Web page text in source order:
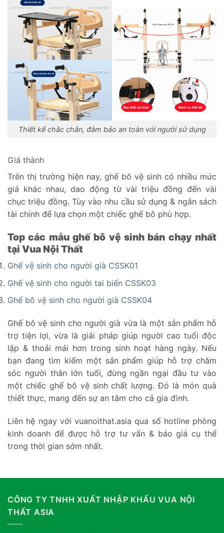
Thiết kế chắc chắn, đảm bảo an toàn với người sử dụng
Giá thành
Trên thị trường hiện nay, ghế bô vệ sinh có nhiều mức
giá khác nhau, dao động từ vài triệu đồng đến vài
chục triệu đồng. Tùy vào nhu cầu sử dụng & ngân sách
tài chính để lựa chọn một chiếc ghế bô phù hợp.
Top các mẫu ghế bô vệ sinh bán chạy nhất
tại Vua Nội Thất
Ghế vệ sinh cho người già CSSK01
Ghế vệ sinh cho người tai biến CSSK03
Ghế bô vệ sinh cho người già CSSK04
Ghế bô vệ sinh cho người già vừa là một sản phẩm hỗ
trợ tiện lợi, vừa là giải pháp giúp người cao tuổi độc
lập & thoải mái hơn trong sinh hoạt hàng ngày. Nếu
bạn đang tìm kiếm một sản phẩm giúp hỗ trợ chăm
sóc người thân lớn tuổi, đừng ngần ngại đầu tư vào
một chiếc ghế bô vệ sinh chất lượng. Đó là món quà
thiết thực, mang đến sự an tâm cho cả gia đình.
Liên hệ ngay với vuanoithat.asia qua số hotline phòng
kinh doanh để được hỗ trợ tư vấn & báo giá cụ thể
trong thời gian sớm nhất.
CÔNG TY TNHH XUẤT NHẬP KHẨU VUA NỘI
THẤT ASIA